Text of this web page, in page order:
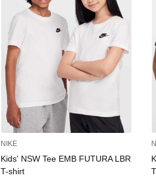
NIKE
Kids' NSW Tee EMB FUTURA LBR
T-shirt